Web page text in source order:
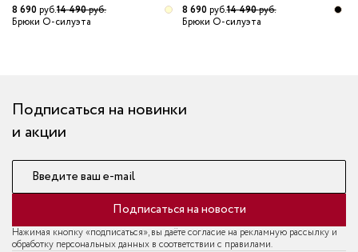
8 690руб.14 490руб.
Брюки О-силуэта
8 690руб.14 490руб.
Брюки О-силуэта
Подписаться на новинки
и акции
Введите ваш e-mail
Подписаться на новости
Нажимая кнопку «подписаться», вы даёте согласие на рекламную рассылку и
обработку персональных данных в соответствии с правилами.